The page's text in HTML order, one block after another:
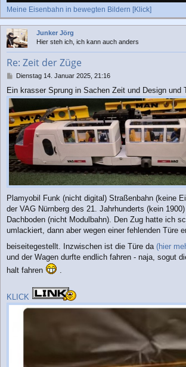
Meine Eisenbahn in bewegten Bildern [Klick]
Junker Jörg
Hier steh ich, ich kann auch anders
Re: Zeit der Züge
B
i
r
a
g
Dienstag 14. Januar 2025, 21:16
Ein krasser Sprung in Sachen Zeit und Design und
Plamyobil Funk (nicht digital) Straßenbahn (keine
der VAG Nürnberg des 21. Jahrhunderts (kein
Dachboden (nicht Modulbahn). Den Zug hatte ich
umlackiert, dann aber wegen einer fehlenden Türe
beiseitegestellt. Inzwischen ist die Türe da (hier
und der Wagen durfte endlich fahren - naja, sogut
halt fahren
KLICK